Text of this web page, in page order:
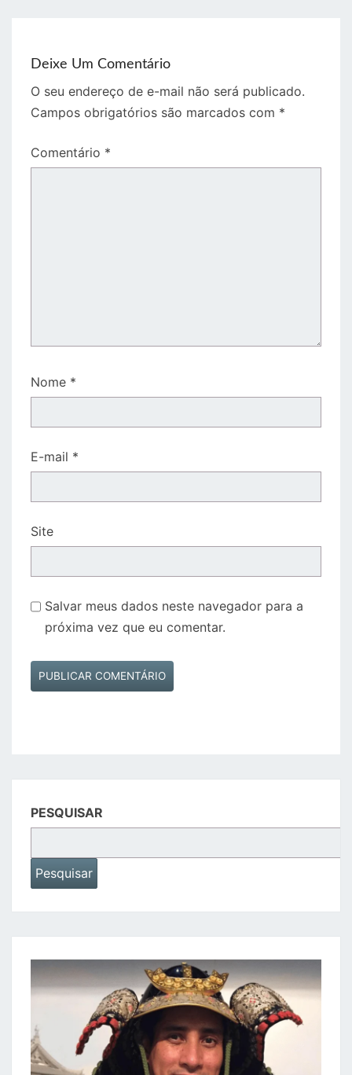
Deixe Um Comentário
O seu endereço de e-mail não será publicado.
Campos obrigatórios são marcados com *
Comentário *
Nome *
E-mail *
Site
Salvar meus dados neste navegador para a
próxima vez que eu comentar.
PESQUISAR
Pesquisar